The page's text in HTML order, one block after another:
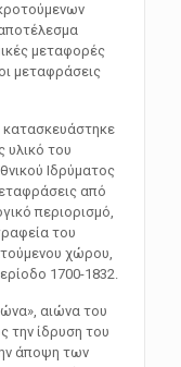
μεταφορές
μεταφράσεις
υλικό του
Ιδρύματος
από
περιορισμό,
του
χώρου,
1700-1832.
αιώνα του
την ίδρυση του
άποψη των